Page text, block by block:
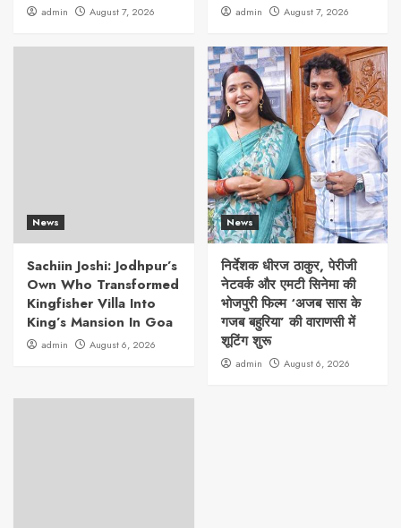
admin August 7, 2026 admin August 7, 2026
News
Sachiin Joshi: Jodhpur’s
Own Who Transformed
Kingfisher Villa Into
King’s Mansion In Goa
admin August 6, 2026
News
निर्देशक धीरज ठाकुर, पेरीजी
नेटवर्क और एमटी सिनेमा की
भोजपुरी फिल्म ‘अजब सास के
गजब बहुरिया’ की वाराणसी में
शूटिंग शुरू
admin August 6, 2026